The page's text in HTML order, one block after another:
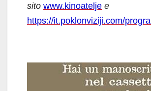
sito www.kinoatelje e
https://it.poklonviziji.com/